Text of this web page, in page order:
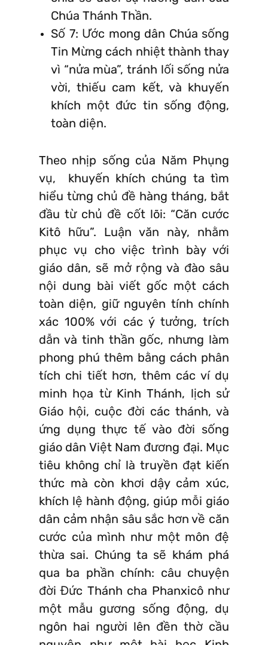
Chúa Thánh Thần.
Số 7: Ước mong dân Chúa sống
Tin Mừng cách nhiệt thành thay
vì “nửa mùa”, tránh lối sống nửa
vời, thiếu cam kết, và khuyến
khích một đức tin sống động,
toàn diện.
Theo nhịp sống của Năm Phụng
vụ, khuyến khích chúng ta tìm
hiểu từng chủ đề hàng tháng, bắt
đầu từ chủ đề cốt lõi: “Căn cước
Kitô hữu”. Luận văn này, nhằm
phục vụ cho việc trình bày với
giáo dân, sẽ mở rộng và đào sâu
nội dung bài viết gốc một cách
toàn diện, giữ nguyên tính chính
xác 100% với các ý tưởng, trích
dẫn và tinh thần gốc, nhưng làm
phong phú thêm bằng cách phân
tích chi tiết hơn, thêm các ví dụ
minh họa từ Kinh Thánh, lịch sử
Giáo hội, cuộc đời các thánh, và
ứng dụng thực tế vào đời sống
giáo dân Việt Nam đương đại. Mục
tiêu không chỉ là truyền đạt kiến
thức mà còn khơi dậy cảm xúc,
khích lệ hành động, giúp mỗi giáo
dân cảm nhận sâu sắc hơn về căn
cước của mình như một môn đệ
thừa sai. Chúng ta sẽ khám phá
qua ba phần chính: câu chuyện
đời Đức Thánh cha Phanxicô như
một mẫu gương sống động, dụ
ngôn hai người lên đền thờ cầu